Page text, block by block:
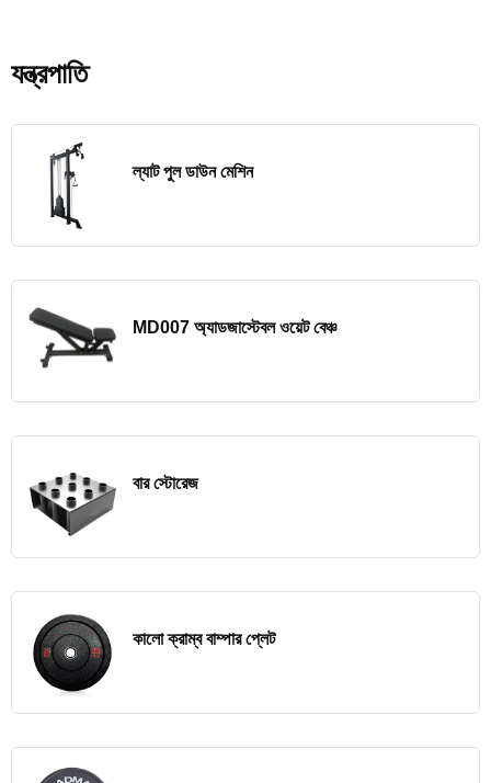
যন্ত্রপাতি
ল্যাট পুল ডাউন মেশিন
MD007 অ্যাডজাস্টেবল ওয়েট বেঞ্চ
বার স্টোরেজ
কালো ক্রাম্ব বাম্পার প্লেট